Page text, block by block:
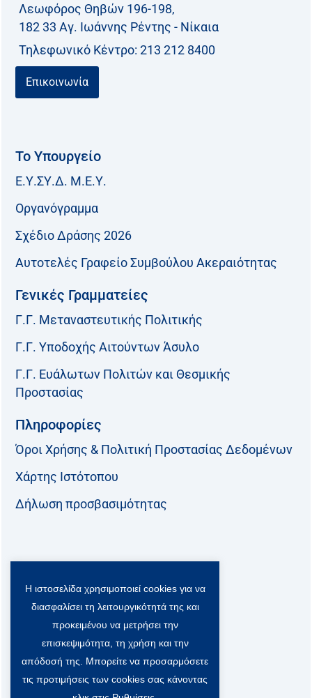
Λεωφόρος Θηβών 196-198,
182 33 Aγ. Ιωάννης Ρέντης - Νίκαια
Τηλεφωνικό Kέντρο: 213 212 8400
Επικοινωνία
Το Υπουργείο
Ε.Υ.ΣΥ.Δ. Μ.Ε.Υ.
Οργανόγραμμα
Σχέδιο Δράσης 2026
Αυτοτελές Γραφείο Συμβούλου Ακεραιότητας
Γενικές Γραμματείες
Γ.Γ. Μεταναστευτικής Πολιτικής
Γ.Γ. Υποδοχής Αιτούντων Άσυλο
Γ.Γ. Ευάλωτων Πολιτών και Θεσμικής
Προστασίας
Πληροφορίες
Όροι Χρήσης & Πολιτική Προστασίας Δεδομένων
Χάρτης Ιστότοπου
Δήλωση προσβασιμότητας
F
a
o
k
T
w
i
t
t
e
r
-
L
i
n
k
e
d
i
n
Y
o
u
t
u
b
e
Viber Community:
Η ιστοσελίδα χρησιμοποιεί cookies για να
διασφαλίσει τη λειτουργικότητά της και
προκειμένου να μετρήσει την
επισκεψιμότητα, τη χρήση και την
απόδοσή της. Μπορείτε να προσαρμόσετε
τις προτιμήσεις των cookies σας κάνοντας